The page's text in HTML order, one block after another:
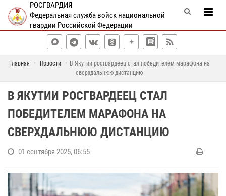
РОСГВАРДИЯ
Федеральная служба войск национальной
гвардии Российской Федерации
Главная Новости
В Якутии росгвардеец стал победителем марафона на
сверхдальнюю дистанцию
В ЯКУТИИ РОСГВАРДЕЕЦ СТАЛ
ПОБЕДИТЕЛЕМ МАРАФОНА НА
СВЕРХДАЛЬНЮЮ ДИСТАНЦИЮ
01 сентября 2025, 06:55